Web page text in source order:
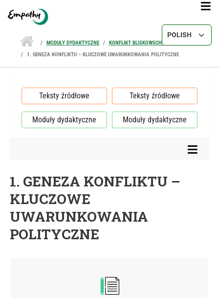
Select your
MODUŁY DYDAKTYCZNE
KONFLIKT BLISKOWSCHODNI
1. GENEZA KONFLIKTU – KLUCZOWE UWARUNKOWANIA POLITYCZNE
1. GENEZA KONFLIKTU –
KLUCZOWE
UWARUNKOWANIA
POLITYCZNE
Teksty źródłowe Teksty źródłowe
Moduły dydaktyczne Moduły dydaktyczne